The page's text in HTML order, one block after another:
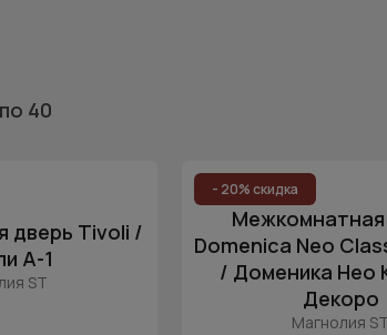
по 40
дверь Tivoli /
А-1
ST
- 20% скидка
Межкомнатная
Domenica Neo
/ Доменика Нео
Декоро
Магнолия ST